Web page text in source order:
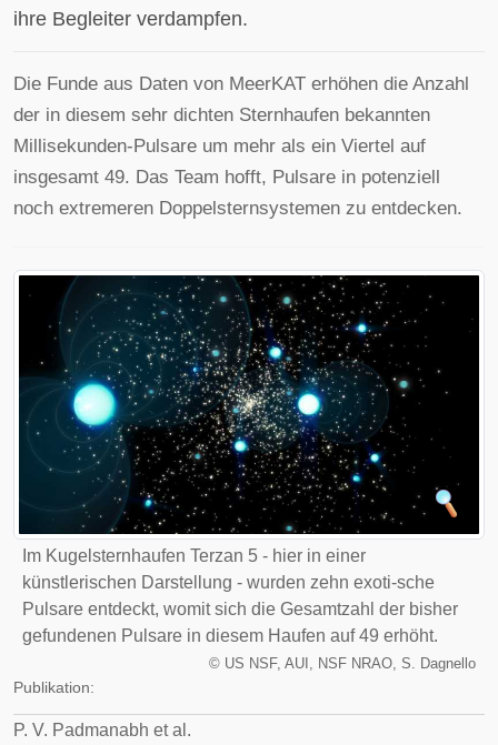
ihre Begleiter verdampfen.
Die Funde aus Daten von MeerKAT erhöhen die Anzahl
der in diesem sehr dichten Sternhaufen bekannten
Millisekunden-Pulsare um mehr als ein Viertel auf
insgesamt 49. Das Team hofft, Pulsare in potenziell
noch extremeren Doppelsternsystemen zu entdecken.
Im Kugelsternhaufen Terzan 5 - hier in einer
künstlerischen Darstellung - wurden zehn exoti-sche
Pulsare entdeckt, womit sich die Gesamtzahl der bisher
gefundenen Pulsare in diesem Haufen auf 49 erhöht.
© US NSF, AUI, NSF NRAO, S. Dagnello
Publikation:
P. V. Padmanabh et al.